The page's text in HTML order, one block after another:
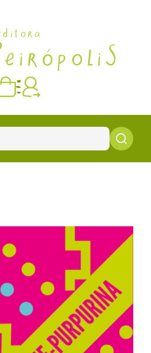
vazio
seus livros, eles aparecem aqui.